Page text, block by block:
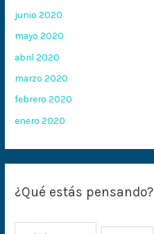
junio 2020
mayo 2020
abril 2020
marzo 2020
febrero 2020
enero 2020
¿Qué estás pensando?